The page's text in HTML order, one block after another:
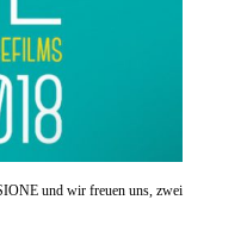
und wir freuen uns, zwei